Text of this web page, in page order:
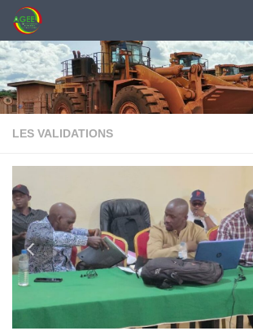
Skip to content
LES VALIDATIONS